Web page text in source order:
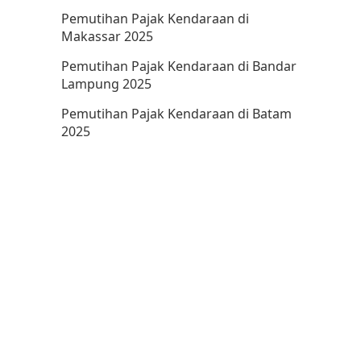
Pemutihan Pajak Kendaraan di
Makassar 2025
Pemutihan Pajak Kendaraan di Bandar
Lampung 2025
Pemutihan Pajak Kendaraan di Batam
2025